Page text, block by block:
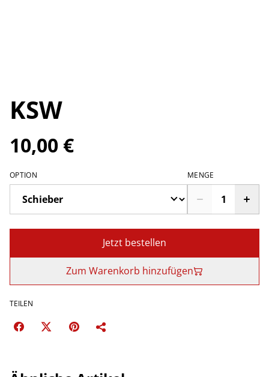
KSW
10,00 €
OPTION MENGE
Jetzt bestellen
Zum Warenkorb hinzufügen
TEILEN